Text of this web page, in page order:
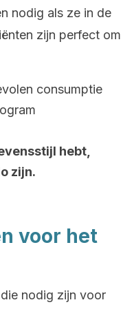
nodig als ze in de
zijn perfect om
consumptie
hebt,
zijn.
voor het
nodig zijn voor